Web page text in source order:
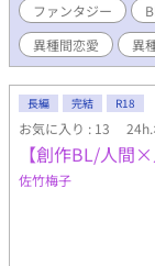
ファンタジー
異種間恋愛
異
長編 完結 R18
お気に入り : 13
【創作BL/人間
佐竹梅子